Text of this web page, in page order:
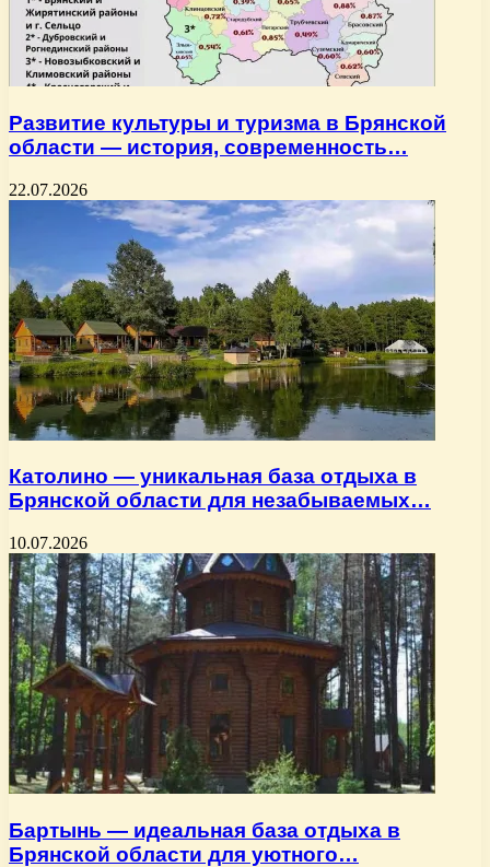
Развитие культуры и туризма в Брянской
области — история, современность…
22.07.2026
Католино — уникальная база отдыха в
Брянской области для незабываемых…
10.07.2026
Бартынь — идеальная база отдыха в
Брянской области для уютного…